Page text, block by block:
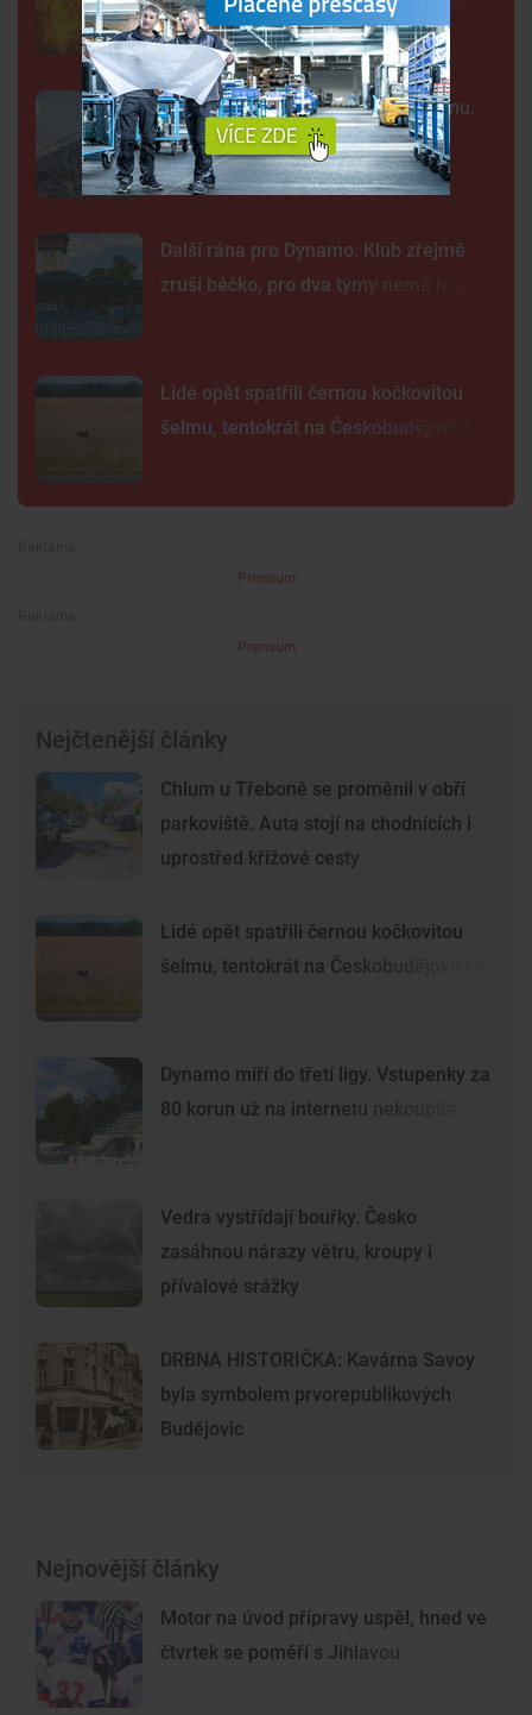
Kraj nabízí za Dynamo 32,55 milionu.
Převod akcií chce dokončit co
nejrychleji
Další rána pro Dynamo. Klub zřejmě
zruší béčko, pro dva týmy nemá hráče
Lidé opět spatřili černou kočkovitou
šelmu, tentokrát na Českobudějovicku
Premium
Premium
Nejčtenější články
Chlum u Třeboně se proměnil v obří
parkoviště. Auta stojí na chodnících i
uprostřed křížové cesty
Lidé opět spatřili černou kočkovitou
šelmu, tentokrát na Českobudějovicku
Dynamo míří do třetí ligy. Vstupenky za
80 korun už na internetu nekoupíte
Vedra vystřídají bouřky. Česko
zasáhnou nárazy větru, kroupy i
přívalové srážky
DRBNA HISTORIČKA: Kavárna Savoy
byla symbolem prvorepublikových
Budějovic
Nejnovější články
Motor na úvod přípravy uspěl, hned ve
čtvrtek se poměří s Jihlavou